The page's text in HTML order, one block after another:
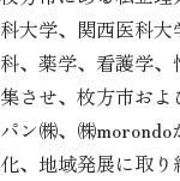
科大学、関西医科
科、薬学、看護学
集させ、枚方市お
パン㈱、㈱
化、地域発展に取